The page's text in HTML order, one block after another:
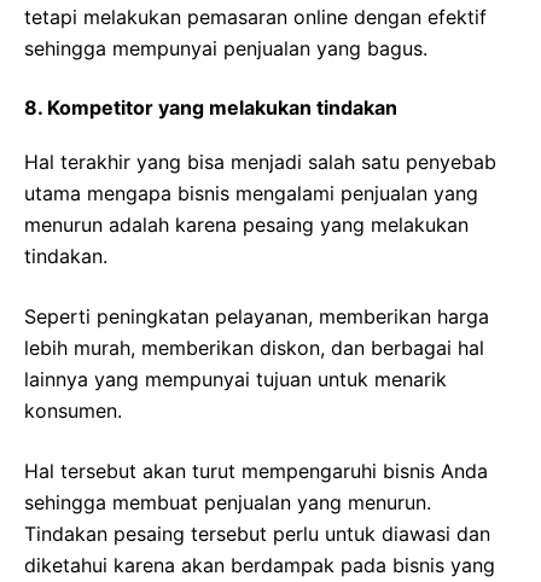
tetapi melakukan pemasaran online dengan efektif
sehingga mempunyai penjualan yang bagus.
8. Kompetitor yang melakukan tindakan
Hal terakhir yang bisa menjadi salah satu penyebab
utama mengapa bisnis mengalami penjualan yang
menurun adalah karena pesaing yang melakukan
tindakan.
Seperti peningkatan pelayanan, memberikan harga
lebih murah, memberikan diskon, dan berbagai hal
lainnya yang mempunyai tujuan untuk menarik
konsumen.
Hal tersebut akan turut mempengaruhi bisnis Anda
sehingga membuat penjualan yang menurun.
Tindakan pesaing tersebut perlu untuk diawasi dan
diketahui karena akan berdampak pada bisnis yang